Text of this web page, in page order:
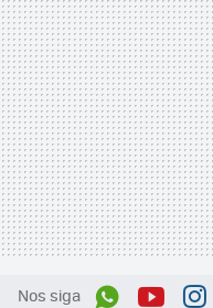
Nos siga